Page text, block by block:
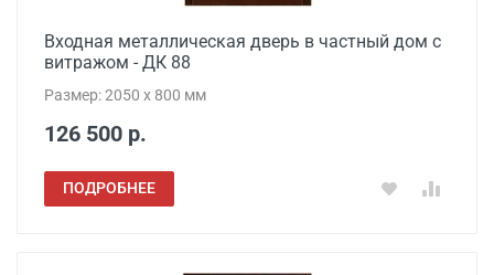
Входная металлическая дверь в частный дом с
витражом - ДК 88
Размер: 2050 x 800 мм
126 500 р.
ПОДРОБНЕЕ